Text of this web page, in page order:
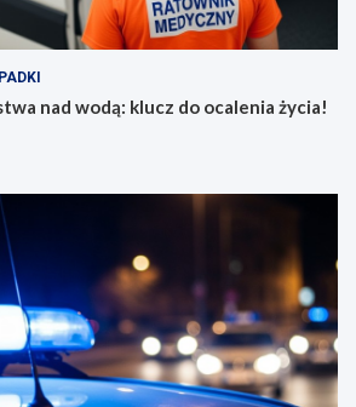
nad wodą: klucz do ocalenia życia!